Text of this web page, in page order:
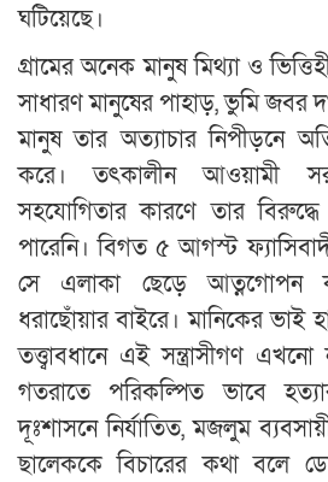
ঘটিয়েছে।
গ্রামের অনেক মানুষ মিথ্যা ও
সাধারণ মানুষের পাহাড়, ভুমি জবর
মানুষ তার অত্যাচার নিপীড়নে
করে। তৎকালীন আওয়ামী
সহযোগিতার কারণে তার
পারেনি। বিগত ৫ আগস্ট
সে এলাকা ছেড়ে আত্নগোপন
ধরাছোঁয়ার বাইরে। মানিকের ভাই
তত্ত্বাবধানে এই সন্ত্রাসীগণ
গতরাতে পরিকল্পিত ভাবে
দূঃশাসনে নির্যাতিত, মজলুম
ছালেককে বিচারের কথা বলে